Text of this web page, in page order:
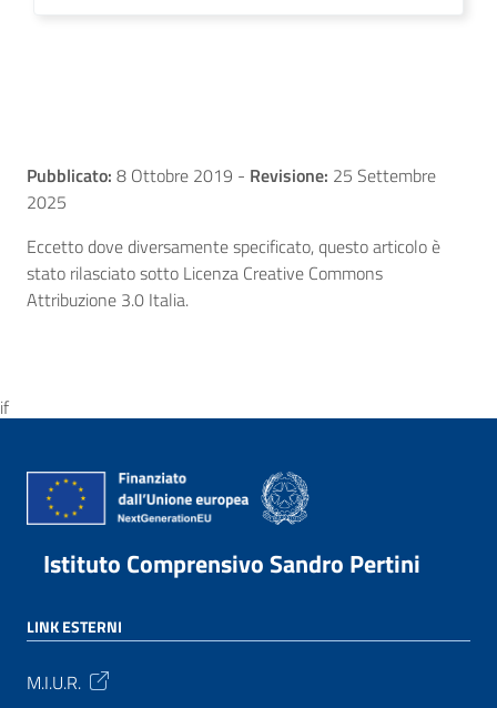
Pubblicato: 8 Ottobre 2019 - Revisione: 25 Settembre
2025
Eccetto dove diversamente specificato, questo articolo è
stato rilasciato sotto Licenza Creative Commons
Attribuzione 3.0 Italia.
if
Istituto Comprensivo Sandro Pertini
LINK ESTERNI
M.I.U.R.